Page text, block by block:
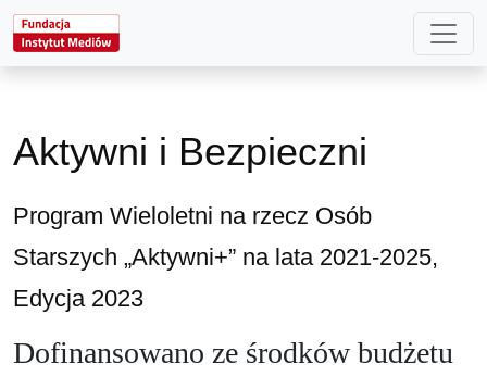
Aktywni i Bezpieczni
Program Wieloletni na rzecz Osób
Starszych „Aktywni+” na lata 2021-2025,
Edycja 2023
Dofinansowano ze środków budżetu